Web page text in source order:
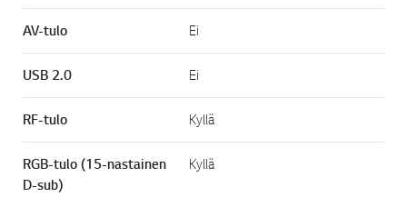
AV-tulo Ei
USB 2.0 Ei
RF-tulo Kyllä
RGB-tulo (15-nastainen
D-sub)
Kyllä